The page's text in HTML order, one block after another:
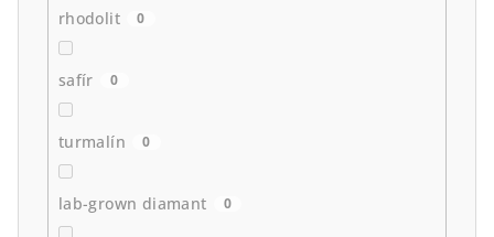
rhodolit 0
safír 0
turmalín 0
lab-grown diamant 0